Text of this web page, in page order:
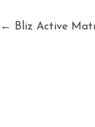
← Bliz Active